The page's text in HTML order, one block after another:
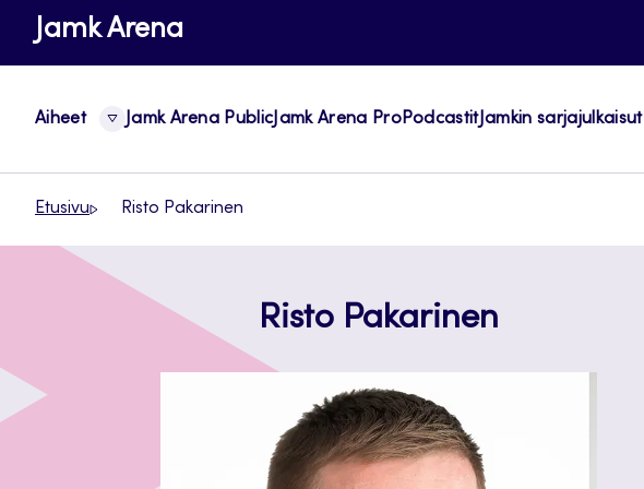
SiirryJamk Arena
Aiheet Jamk Arena PublicJamk Arena ProPodcastitJamkin sarjajulkaisut
Etusivu Risto Pakarinen
Risto Pakarinen